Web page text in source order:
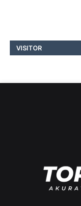
VISITOR